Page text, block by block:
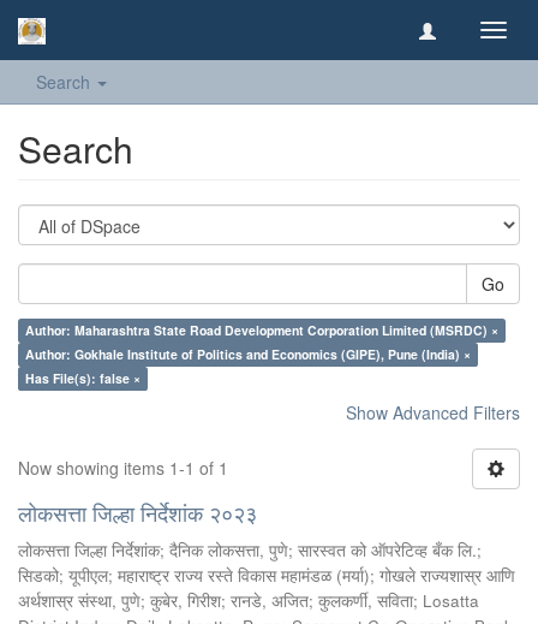
Search
Search
Go
Author: Maharashtra State Road Development Corporation Limited (MSRDC) ×
Author: Gokhale Institute of Politics and Economics (GIPE), Pune (India) ×
Has File(s): false ×
Show Advanced Filters
Now showing items 1-1 of 1
लोकसत्ता जिल्हा निर्देशांक २०२३
लोकसत्ता जिल्हा निर्देशांक; दैनिक लोकसत्ता, पुणे; सारस्वत को ऑपरेटिव्ह बँक लि.;
सिडको; यूपीएल; महाराष्ट्र राज्य रस्ते विकास महामंडळ (मर्या); गोखले राज्यशास्र आणि
अर्थशास्र संस्था, पुणे; कुबेर, गिरीश; रानडे, अजित; कुलकर्णी, सविता; Losatta